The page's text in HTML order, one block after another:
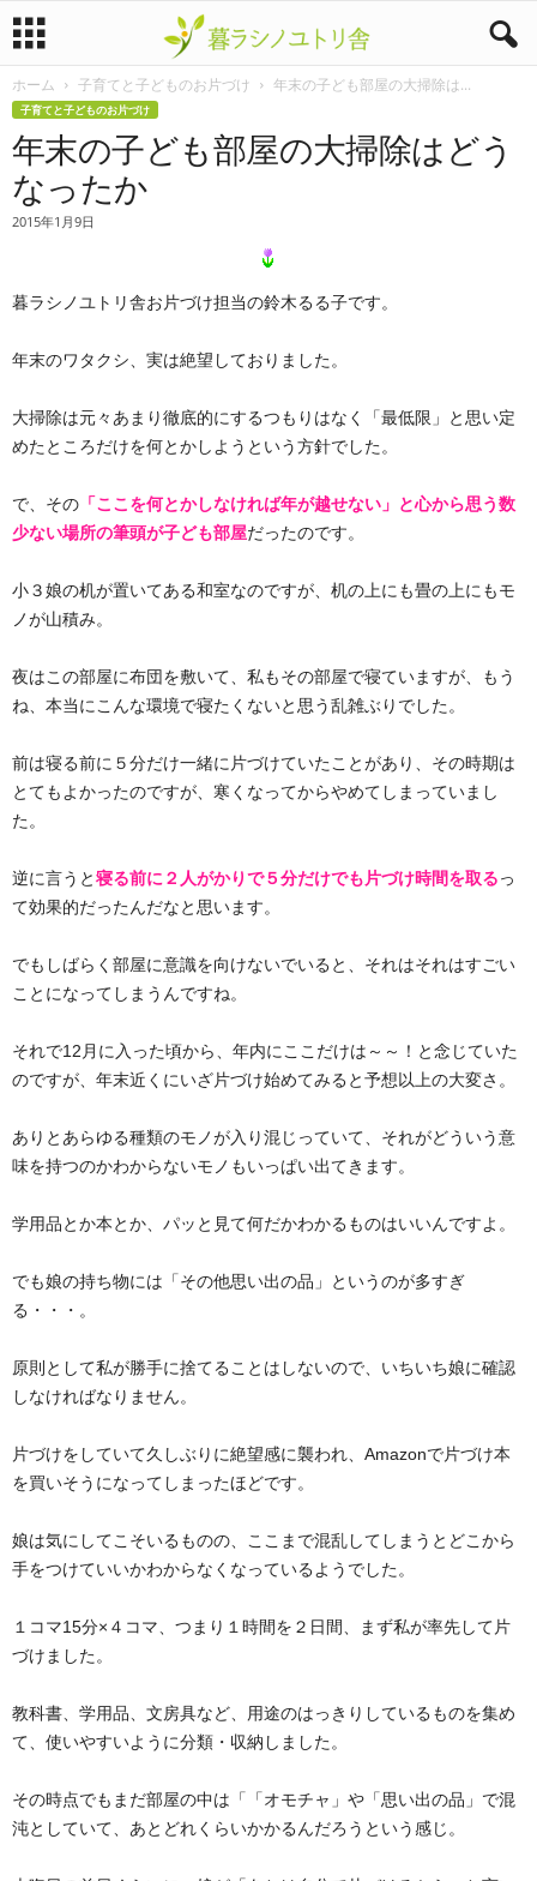
暮
ラ
シ
ユ
ト
リ
ホーム 子育てと子どものお片づけ 年末の子ども部屋の大掃除は...
子育てと子どものお片づけ
年末の子ども部屋の大掃除はどう
なったか
2015年1月9日
暮ラシノユトリ舎お片づけ担当の鈴木るる子です。
年末のワタクシ、実は絶望しておりました。
大掃除は元々あまり徹底的にするつもりはなく「最低限」と思い定
めたところだけを何とかしようという方針でした。
で、その 「ここを何とかしなければ年が越せない」と心から思う数
少ない場所の筆頭が子ども部屋だったのです。
小３娘の机が置いてある和室なのですが、机の上にも畳の上にもモ
ノが山積み。
夜はこの部屋に布団を敷いて、私もその部屋で寝ていますが、もう
ね、本当にこんな環境で寝たくないと思う乱雑ぶりでした。
前は寝る前に５分だけ一緒に片づけていたことがあり、その時期は
とてもよかったのですが、寒くなってからやめてしまっていまし
た。
逆に言うと寝る前に２人がかりで５分だけでも片づけ時間を取るっ
て効果的だったんだなと思います。
でもしばらく部屋に意識を向けないでいると、それはそれはすごい
ことになってしまうんですね。
それで12月に入った頃から、年内にここだけは～～！と念じていた
のですが、年末近くにいざ片づけ始めてみると予想以上の大変さ。
ありとあらゆる種類のモノが入り混じっていて、それがどういう意
味を持つのかわからないモノもいっぱい出てきます。
学用品とか本とか、パッと見て何だかわかるものはいいんですよ。
でも娘の持ち物には「その他思い出の品」というのが多すぎ
る・・・。
原則として私が勝手に捨てることはしないので、いちいち娘に確認
しなければなりません。
片づけをしていて久しぶりに絶望感に襲われ、Amazonで片づけ本
を買いそうになってしまったほどです。
娘は気にしてこそいるものの、ここまで混乱してしまうとどこから
手をつけていいかわからなくなっているようでした。
１コマ15分×４コマ、つまり１時間を２日間、まず私が率先して片
づけました。
教科書、学用品、文房具など、用途のはっきりしているものを集め
て、使いやすいように分類・収納しました。
その時点でもまだ部屋の中は「「オモチャ」や「思い出の品」で混
沌としていて、あとどれくらいかかるんだろうという感じ。